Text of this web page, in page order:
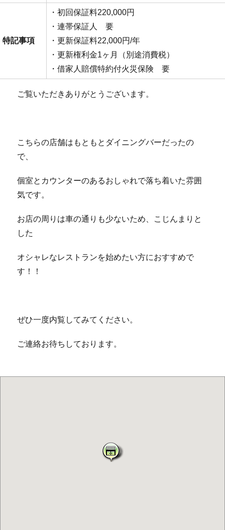
特記事項
・初回保証料220,000円
・連帯保証人 要
・更新保証料22,000円/年
・更新権利金1ヶ月（別途消費税）
・借家人賠償特約付火災保険 要
ご覧いただきありがとうございます。
こちらの店舗はもともとダイニングバーだったの
で、
個室とカウンターのあるおしゃれで落ち着いた雰囲
気です。
お店の周りは車の通りも少ないため、こじんまりと
した
オシャレなレストランを始めたい方におすすめで
す！！
ぜひ一度内覧してみてください。
ご連絡お待ちしております。